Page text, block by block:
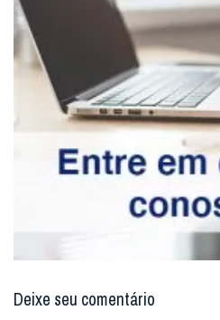
Deixe seu comentário